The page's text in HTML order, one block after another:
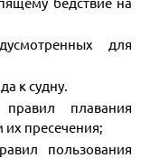
бедствие на
для
к судну.
плавания
пресечения;
пользования